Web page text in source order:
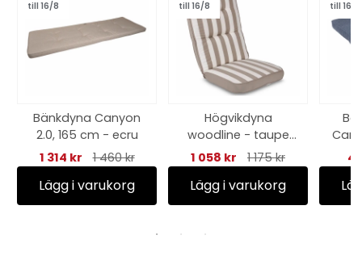
till 16/8
Bänkdyna Canyon
2.0, 165 cm - ecru
1 314 kr
1 460 kr
Lägg i varukorg
till 16/8
Högvikdyna
woodline - taupe
rand
1 058 kr 1 175 kr
Lägg i varukorg
till 16/8